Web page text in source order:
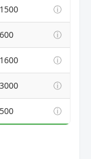
ⓘ
ⓘ
ⓘ
ⓘ
ⓘ